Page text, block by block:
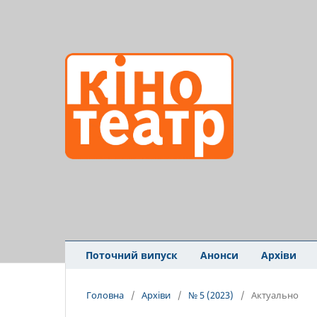
Поточний випуск Анонси Архіви
Головна / Архіви / № 5 (2023) / Актуально